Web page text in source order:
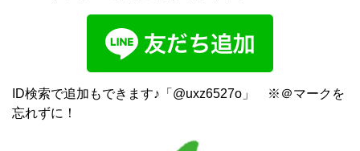
ID検索で追加もできます♪「@uxz6527o」 ※＠マークを
忘れずに！